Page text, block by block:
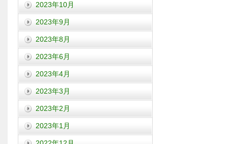
2023年10月
2023年9月
2023年8月
2023年6月
2023年4月
2023年3月
2023年2月
2023年1月